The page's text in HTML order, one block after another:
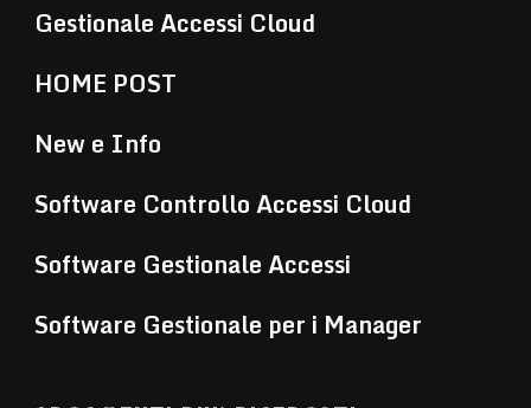
Gestionale Accessi Cloud
HOME POST
New e Info
Software Controllo Accessi Cloud
Software Gestionale Accessi
Software Gestionale per i Manager